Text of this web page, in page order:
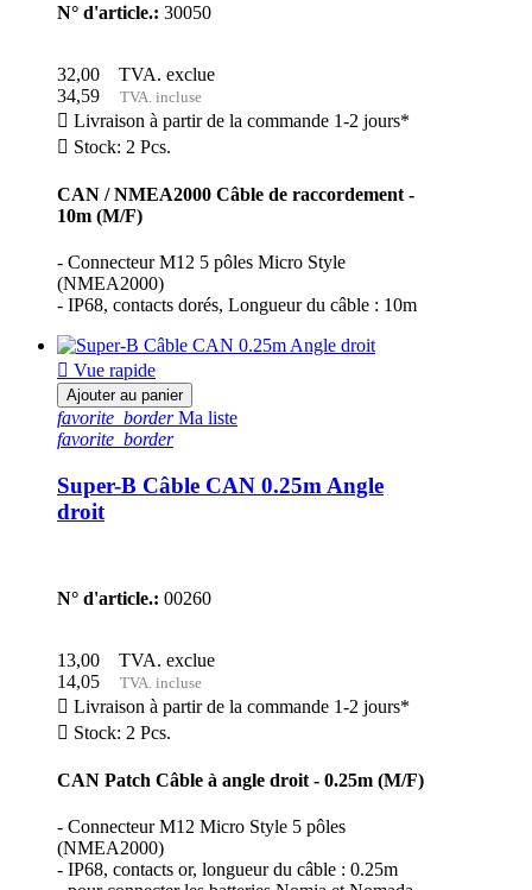
N° d'article.: 30050
32,00
TVA. exclue
34,59
TVA. incluse
 Livraison à partir de la commande 1-2 jours*
 Stock: 2 Pcs.
CAN / NMEA2000 Câble de raccordement -
10m (M/F)
- Connecteur M12 5 pôles Micro Style
(NMEA2000)
- IP68, contacts dorés, Longueur du câble : 10m
 Vue rapide
Ajouter au panier
favorite_borderMa liste
favorite_border
Super-B Câble CAN 0.25m Angle
droit
N° d'article.: 00260
13,00
TVA. exclue
14,05
TVA. incluse
 Livraison à partir de la commande 1-2 jours*
 Stock: 2 Pcs.
CAN Patch Câble à angle droit - 0.25m (M/F)
- Connecteur M12 Micro Style 5 pôles
(NMEA2000)
- IP68, contacts or, longueur du câble : 0.25m